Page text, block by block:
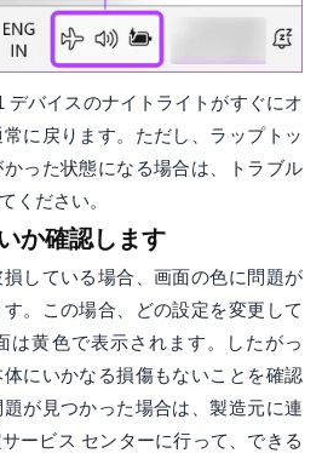
デバイスのナイトライトがすぐにオ
に戻ります。ただし、ラップトッ
った状態になる場合は、トラブル
ください。
か確認します
している場合、画面の色に問題が
。この場合、どの設定を変更して
は黄色で表示されます。したがっ
にいかなる損傷もないことを確認
が見つかった場合は、製造元に連
ービス センターに行って、できる